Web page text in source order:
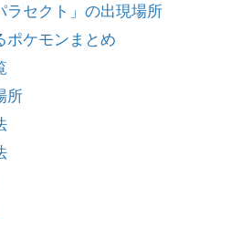
ラセクト」の出現場所
ポケモンまとめ
所